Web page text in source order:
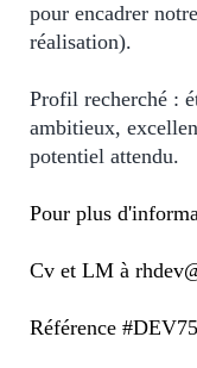
pour encadrer
réalisation).
Profil recherché :
ambitieux,
potentiel attendu.
Pour plus
Cv et LM à
Référence #DEV75